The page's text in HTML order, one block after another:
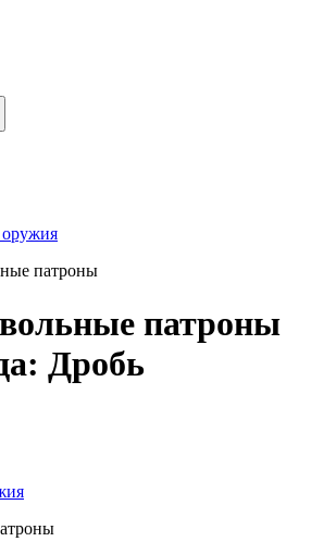
патроны
патроны
Дробь